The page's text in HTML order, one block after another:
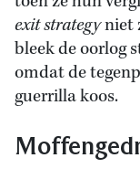
exit strategyniet
bleek de oorlog
omdat de
guerrilla koos.